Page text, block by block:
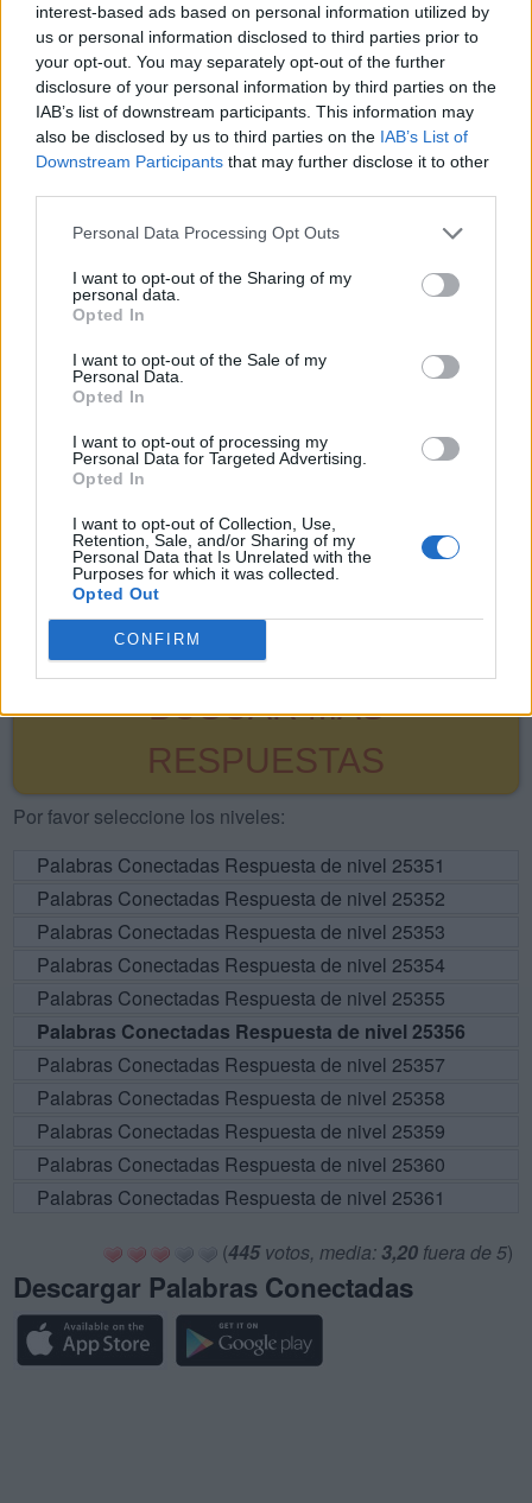
interest-based ads based on personal information utilized by
us or personal information disclosed to third parties prior to
your opt-out. You may separately opt-out of the further
disclosure of your personal information by third parties on the
IAB’s list of downstream participants. This information may
also be disclosed by us to third parties on the IAB’s List of
Downstream Participants that may further disclose it to other
Personal Data Processing Opt Outs
I want to opt-out of the Sharing of my
personal data.
Opted In
I want to opt-out of the Sale of my
Personal Data.
Opted In
I want to opt-out of processing my
Personal Data for Targeted Advertising.
Opted In
I want to opt-out of Collection, Use,
Retention, Sale, and/or Sharing of my
Personal Data that Is Unrelated with the
Purposes for which it was collected.
Opted Out
CONFIRM
A
G O T
A
S
O G
A
D
A G
A
S
A T
O
T
A S
A
O T
A
O A
D
O D
O S
A
A S
S T
A
S A
S
S A D
O
D O
A
T A D O
BUSCAR MÁS
RESPUESTAS
Por favor seleccione los niveles:
Palabras Conectadas Respuesta de nivel 25351
Palabras Conectadas Respuesta de nivel 25352
Palabras Conectadas Respuesta de nivel 25353
Palabras Conectadas Respuesta de nivel 25354
Palabras Conectadas Respuesta de nivel 25355
Palabras Conectadas Respuesta de nivel 25356
Palabras Conectadas Respuesta de nivel 25357
Palabras Conectadas Respuesta de nivel 25358
Palabras Conectadas Respuesta de nivel 25359
Palabras Conectadas Respuesta de nivel 25360
Palabras Conectadas Respuesta de nivel 25361
(445votos, media: 3,20 fuera de 5)
Descargar Palabras Conectadas